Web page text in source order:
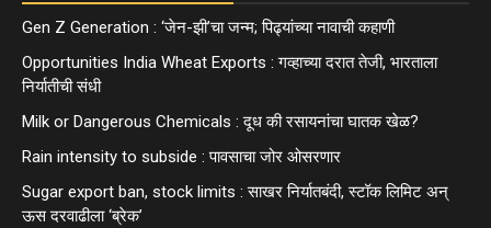
Gen Z Generation : ‘जेन-झी’चा जन्म; पिढ्यांच्या नावाची कहाणी
Opportunities India Wheat Exports : गव्हाच्या दरात तेजी, भारताला
निर्यातीची संधी
Milk or Dangerous Chemicals : दूध की रसायनांचा घातक खेळ?
Rain intensity to subside : पावसाचा जोर ओसरणार
Sugar export ban, stock limits : साखर निर्यातबंदी, स्टॉक लिमिट अन्
ऊस दरवाढीला ‘ब्रेक’